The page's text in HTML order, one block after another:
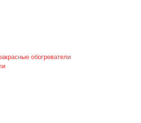
обогреватели